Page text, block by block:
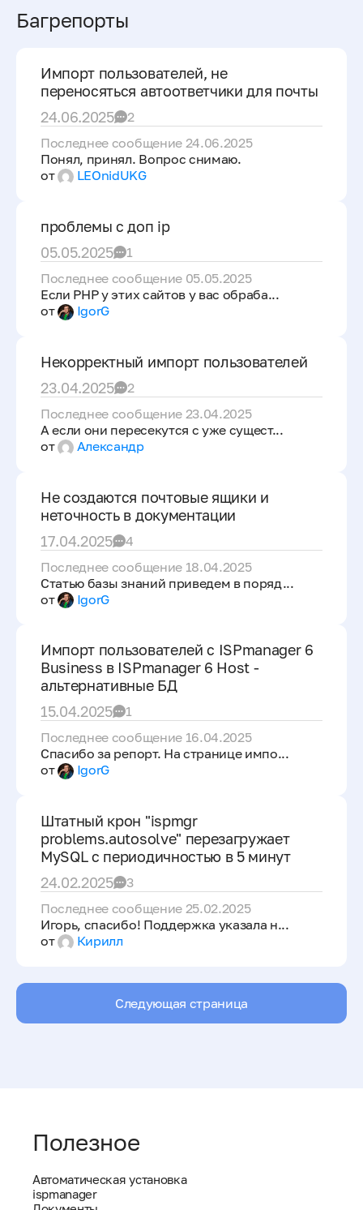
Багрепорты
Импорт пользователей, не
переносяться автоответчики для почты
24.06.2025
2
Последнее сообщение 24.06.2025
Понял, принял. Вопрос снимаю.
от
LEOnidUKG
проблемы с доп ip
05.05.2025
1
Последнее сообщение 05.05.2025
Если PHP у этих сайтов у вас обраба...
от
IgorG
Некорректный импорт пользователей
23.04.2025
2
Последнее сообщение 23.04.2025
А если они пересекутся с уже сущест...
от
Александр
Не создаются почтовые ящики и
неточность в документации
17.04.2025
4
Последнее сообщение 18.04.2025
Статью базы знаний приведем в поряд...
от
IgorG
Импорт пользователей с ISPmanager 6
Business в ISPmanager 6 Host -
альтернативные БД
15.04.2025
1
Последнее сообщение 16.04.2025
Спасибо за репорт. На странице импо...
от
IgorG
Штатный крон "ispmgr
problems.autosolve" перезагружает
MySQL с периодичностью в 5 минут
24.02.2025
3
Последнее сообщение 25.02.2025
Игорь, спасибо! Поддержка указала н...
от
Кирилл
Следующая страница
Полезное
Автоматическая установка
ispmanager